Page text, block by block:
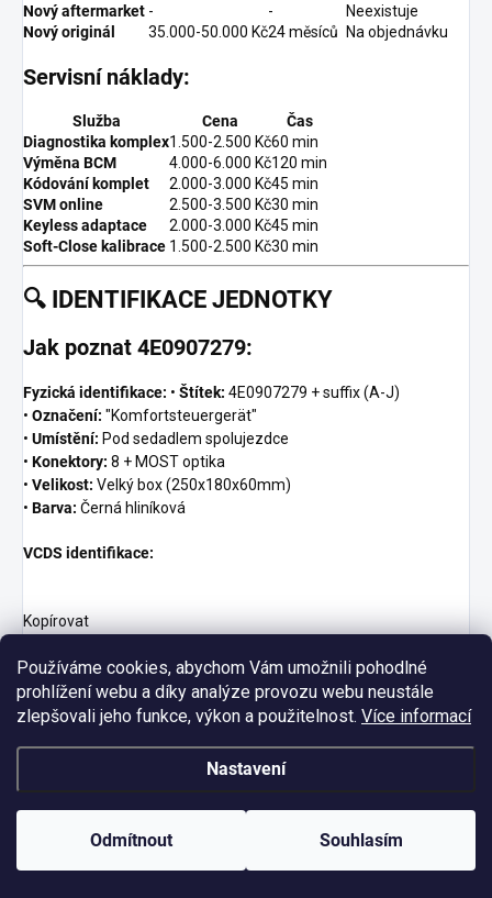
Používáme cookies, abychom Vám umožnili pohodlné
prohlížení webu a díky analýze provozu webu neustále
zlepšovali jeho funkce, výkon a použitelnost. Více informací
Nastavení
Odmítnout Souhlasím
Nový aftermarket - -
Neexistuje
Nový originál
35.000-50.000 Kč24 měsíců Na objednávku
Servisní náklady:
Služba Cena
Čas
Diagnostika komplex1.500-2.500 Kč60 min
Výměna BCM
4.000-6.000 Kč120 min
Kódování komplet
2.000-3.000 Kč45 min
SVM online
2.500-3.500 Kč30 min
Keyless adaptace
2.000-3.000 Kč45 min
Soft-Close kalibrace 1.500-2.500 Kč30 min
🔍 IDENTIFIKACE JEDNOTKY
Jak poznat 4E0907279:
Fyzická identifikace: • Štítek: 4E0907279 + suffix (A-J)
• Označení: "Komfortsteuergerät"
• Umístění: Pod sedadlem spolujezdce
• Konektory: 8 + MOST optika
• Velikost: Velký box (250x180x60mm)
• Barva: Černá hliníková
VCDS identifikace:
Kopírovat
Address
Central Conv.
Compone
nt: Komfortgerä t
🛡️ VÝHODY A NEVÝHODY
Špičková technologie